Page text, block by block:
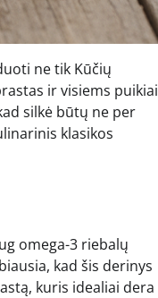
ne tik Kūčių
ir visiems puikiai
silkė būtų ne per
klasikos
omega-3 riebalų
kad šis derinys
kuris idealiai dera